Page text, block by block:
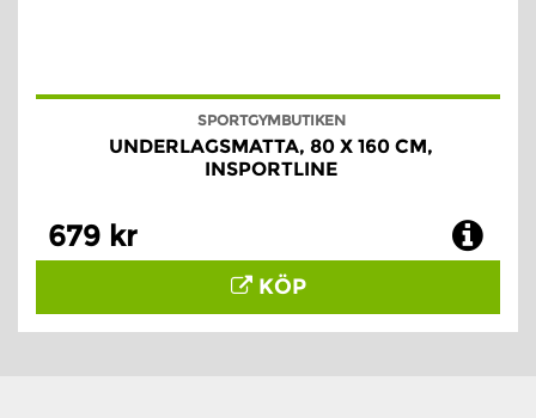
SPORTGYMBUTIKEN
UNDERLAGSMATTA, 80 X 160 CM,
INSPORTLINE
679 kr
KÖP